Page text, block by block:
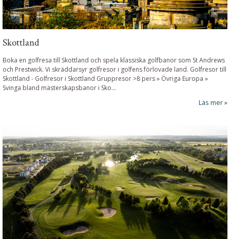
Skottland
Boka en golfresa till Skottland och spela klassiska golfbanor som St Andrews
och Prestwick. Vi skräddarsyr golfresor i golfens förlovade land. Golfresor till
Skottland - Golfresor i Skottland Gruppresor >8 pers » Övriga Europa »
Svinga bland mästerskapsbanor i Sko...
Läs mer